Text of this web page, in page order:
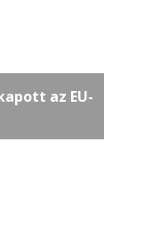
az EU-